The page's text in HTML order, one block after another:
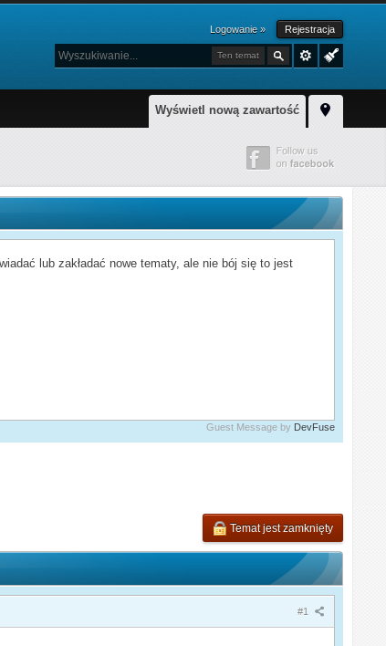
Logowanie » Rejestracja
Ten temat
Wyświetl nową zawartość
lub zakładać nowe tematy, ale nie bój się to jest
Guest Message by DevFuse
Temat jest zamknięty
#1